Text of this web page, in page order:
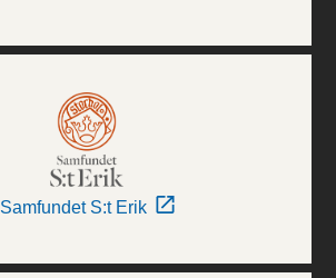
Samfundet S:t Erik